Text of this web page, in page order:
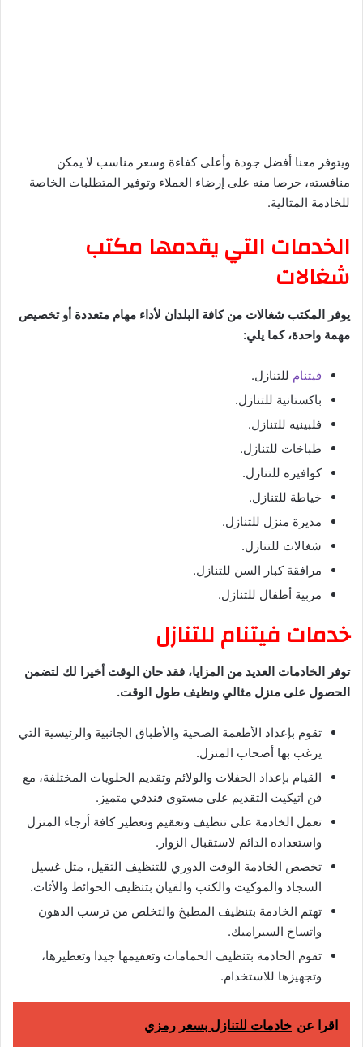
ويتوفر معنا أفضل جودة وأعلى كفاءة وسعر مناسب لا يمكن
منافسته، حرصا منه على إرضاء العملاء وتوفير المتطلبات الخاصة
للخادمة المثالية.
الخدمات التي يقدمها مكتب
شغالات
يوفر المكتب شغالات من كافة البلدان لأداء مهام متعددة أو تخصيص
مهمة واحدة، كما يلي:
فيتنام للتنازل.
باكستانية للتنازل.
فلبينيه للتنازل.
طباخات للتنازل.
كوافيره للتنازل.
خياطة للتنازل.
مديرة منزل للتنازل.
شغالات للتنازل.
مرافقة كبار السن للتنازل.
مربية أطفال للتنازل.
خدمات فيتنام للتنازل
توفر الخادمات العديد من المزايا، فقد حان الوقت أخيرا لك لتضمن
الحصول على منزل مثالي ونظيف طول الوقت.
تقوم بإعداد الأطعمة الصحية والأطباق الجانبية والرئيسية التي
يرغب بها أصحاب المنزل.
القيام بإعداد الحفلات والولائم وتقديم الحلويات المختلفة، مع
فن اتيكيت التقديم على مستوى فندقي متميز.
تعمل الخادمة على تنظيف وتعقيم وتعطير كافة أرجاء المنزل
واستعداده الدائم لاستقبال الزوار.
تخصص الخادمة الوقت الدوري للتنظيف الثقيل، مثل غسيل
السجاد والموكيت والكنب والقيان بتنظيف الحوائط والأثاث.
تهتم الخادمة بتنظيف المطبخ والتخلص من ترسب الدهون
واتساخ السيراميك.
تقوم الخادمة بتنظيف الحمامات وتعقيمها جيدا وتعطيرها،
وتجهيزها للاستخدام.
اقرا عن خادمات للتنازل بسعر رمزي